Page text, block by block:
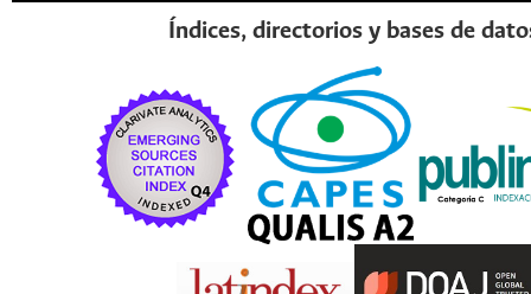
Índices, directorios y bases de